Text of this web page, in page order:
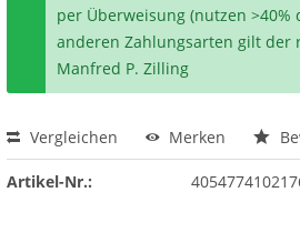
per Überweisung (nutzen >40%
anderen Zahlungsarten gilt der
Manfred P. Zilling
Vergleichen Merken
Artikel-Nr.: